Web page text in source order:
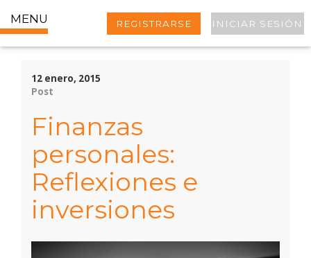
MENU REGISTRARSE INICIAR SESIÓN
12 enero, 2015
Post
Finanzas
personales:
Reflexiones e
inversiones